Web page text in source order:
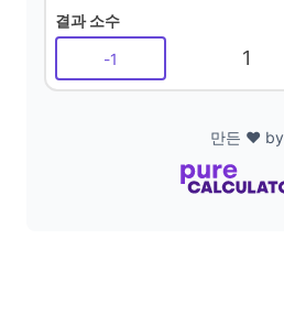
결과 소수
-1 1
만든 ❤️ by